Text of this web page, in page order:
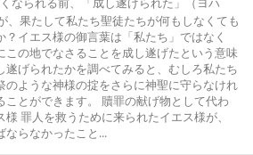
、果たして私たち聖徒たちが何もしなくても
イエス様の御言葉は「私たち」ではなく
この地でなさることを成し遂げたという意味
遂げられたかを調べてみると、むしろ私たち
のような神様の掟をさらに神聖に守らなけれ
ことができます。 贖罪の献げ物として代わ
罪人を救うために来られたイエス様が、
ならなかったこと...